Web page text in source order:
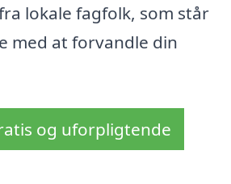
lokale fagfolk, som står
med at forvandle din
og uforpligtende